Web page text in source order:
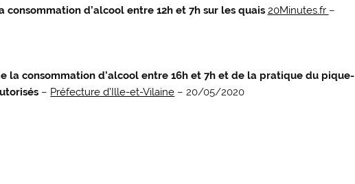
consommation d’alcool entre 12h et 7h sur les quais 20Minutes.fr –
la consommation d’alcool entre 16h et 7h et de la pratique du pique-
– Préfecture d’Ille-et-Vilaine – 20/05/2020